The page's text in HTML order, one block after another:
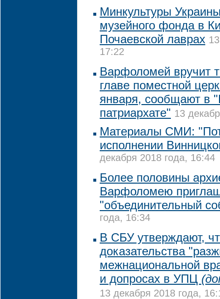
Минкультуры
музейного фонда в
Почаевской лаврах
17:22
Варфоломей вручит
главе поместной
января, сообщают в
патриархате" 13
Материалы СМИ:
исполнении
декабря 2018 года, 16:44
Более половины
Варфоломею
"объединительный
года, 16:34
В СБУ утверждают,
доказательства
межнациональной
и допросах в УПЦ
13 декабря 2018 года,